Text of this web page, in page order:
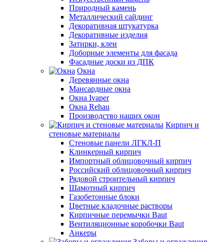
Природный камень
Металлический сайдинг
Декоративная штукатурка
Декоративные изделия
Затирки, клеи
Доборные элементы для фасада
Фасадные доски из ДПК
Окна
Деревянные окна
Мансардные окна
Окна Ivaper
Окна Rehau
Производство наших окон
Кирпич и
стеновые материалы
Стеновые панели ЛГКЛ-П
Клинкерный кирпич
Импортный облицовочный кирпич
Российский облицовочный кирпич
Рядовой строительный кирпич
Шамотный кирпич
Газобетонные блоки
Цветные кладочные растворы
Кирпичные перемычки Baut
Вентиляционные коробочки Baut
Анкеры